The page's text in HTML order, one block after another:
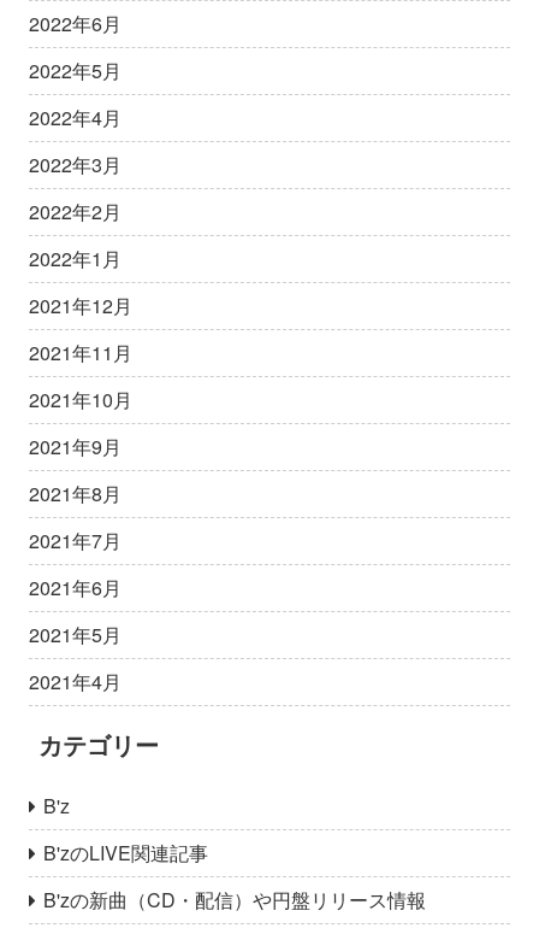
2022年6月
2022年5月
2022年4月
2022年3月
2022年2月
2022年1月
2021年12月
2021年11月
2021年10月
2021年9月
2021年8月
2021年7月
2021年6月
2021年5月
2021年4月
カテゴリー
B'z
B'zのLIVE関連記事
B'zの新曲（CD・配信）や円盤リリース情報